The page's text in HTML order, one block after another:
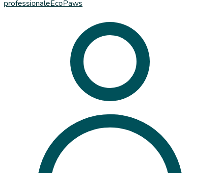
professionaleEcoPaws